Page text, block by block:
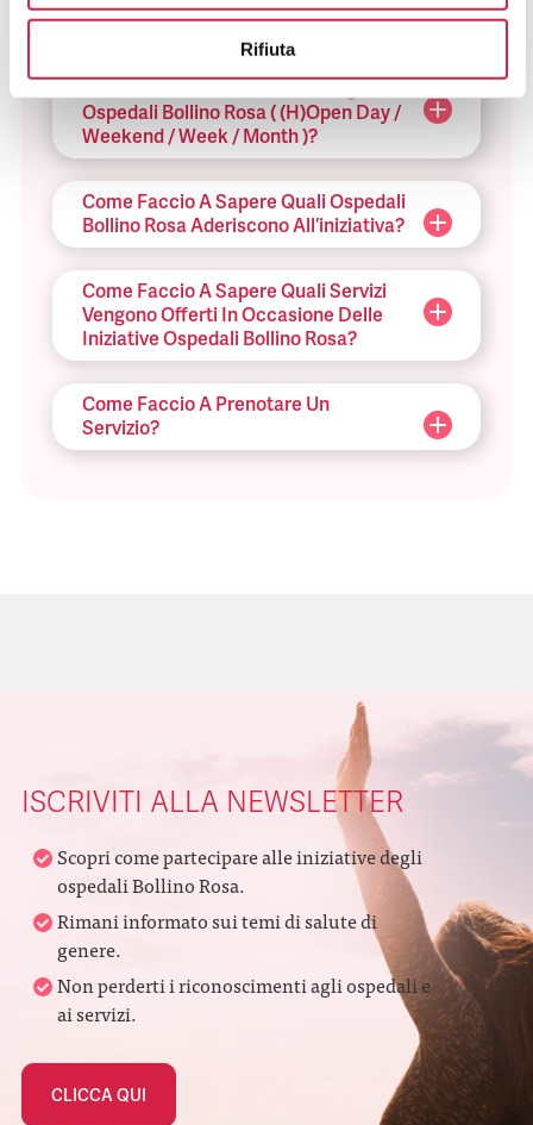
Rifiuta
OSPEDALI BOLLINO ROSA
Ospedali Bollino Rosa ( (H)Open Day /
Weekend / Week / Month )?
Come Faccio A Sapere Quali Ospedali
Bollino Rosa Aderiscono All’iniziativa?
Come Faccio A Sapere Quali Servizi
Vengono Offerti In Occasione Delle
Iniziative Ospedali Bollino Rosa?
Come Faccio A Prenotare Un
Servizio?
ISCRIVITI ALLA NEWSLETTER
Scopri come partecipare alle iniziative degli
ospedali Bollino Rosa.
Rimani informato sui temi di salute di
genere.
Non perderti i riconoscimenti agli ospedali e
ai servizi.
CLICCA QUI